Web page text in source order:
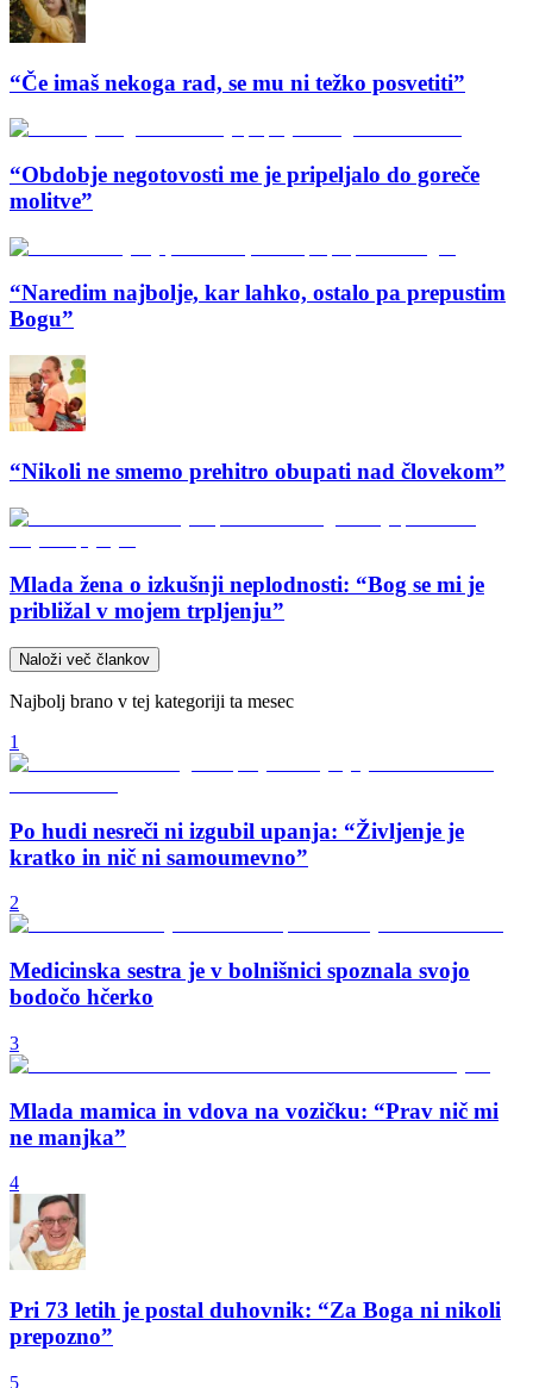
“Če imaš nekoga rad, se mu ni težko posvetiti”
“Obdobje negotovosti me je pripeljalo do goreče
molitve”
“Naredim najbolje, kar lahko, ostalo pa prepustim
Bogu”
“Nikoli ne smemo prehitro obupati nad človekom”
Mlada žena o izkušnji neplodnosti: “Bog se mi je
približal v mojem trpljenju”
Naloži več člankov
Najbolj brano v tej kategoriji ta mesec
1
Po hudi nesreči ni izgubil upanja: “Življenje je
kratko in nič ni samoumevno”
2
Medicinska sestra je v bolnišnici spoznala svojo
bodočo hčerko
3
Mlada mamica in vdova na vozičku: “Prav nič mi
ne manjka”
4
Pri 73 letih je postal duhovnik: “Za Boga ni nikoli
prepozno”
5